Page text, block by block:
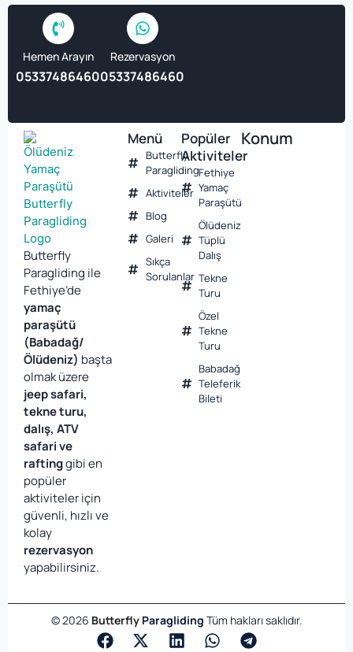
Hemen Arayın
05337486460
Rezervasyon
05337486460
Butterfly
Paragliding ile
Fethiye’de
yamaç
paraşütü
(Babadağ/
Ölüdeniz) başta
olmak üzere
jeep safari,
tekne turu,
dalış, ATV
safari ve
raftinggibi en
popüler
aktiviteler için
güvenli, hızlı ve
kolay
rezervasyon
yapabilirsiniz.
Menü
Butterfly
Paragliding
Aktiviteler
Blog
Galeri
Sıkça
Sorulanlar
Popüler
Aktiviteler
Fethiye
Yamaç
Paraşütü
Ölüdeniz
Tüplü
Dalış
Tekne
Turu
Özel
Tekne
Turu
Babadağ
Teleferik
Bileti
Konum
©2026 Butterfly Paragliding Tüm hakları saklıdır.